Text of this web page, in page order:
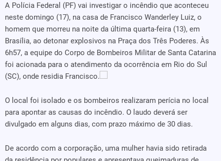
A Polícia Federal (PF) vai investigar o incêndio que aconteceu
neste domingo (17), na casa de Francisco Wanderley Luiz, o
homem que morreu na noite da última quarta-feira (13), em
Brasília, ao detonar explosivos na Praça dos Três Poderes. Às
6h57, a equipe do Corpo de Bombeiros Militar de Santa Catarina
foi acionada para o atendimento da ocorrência em Rio do Sul
(SC), onde residia Francisco.
O local foi isolado e os bombeiros realizaram perícia no local
para apontar as causas do incêndio. O laudo deverá ser
divulgado em alguns dias, com prazo máximo de 30 dias.
De acordo com a corporação, uma mulher havia sido retirada